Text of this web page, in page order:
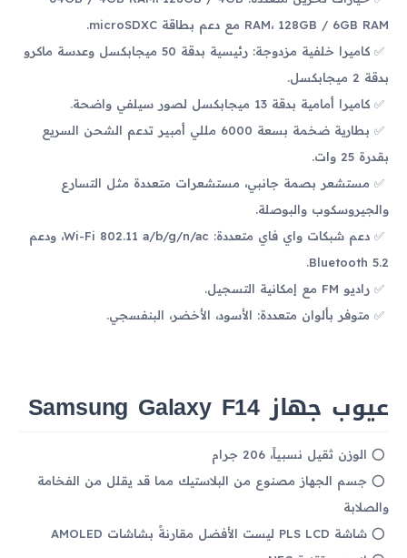
RAM، 128GB / 6GB RAM مع دعم بطاقة microSDXC.
كاميرا خلفية مزدوجة: رئيسية بدقة 50 ميجابكسل وعدسة ماكرو
بدقة 2 ميجابكسل.
كاميرا أمامية بدقة 13 ميجابكسل لصور سيلفي واضحة.
بطارية ضخمة بسعة 6000 مللي أمبير تدعم الشحن السريع
بقدرة 25 وات.
مستشعر بصمة جانبي، مستشعرات متعددة مثل التسارع
والجيروسكوب والبوصلة.
دعم شبكات واي فاي متعددة: Wi-Fi 802.11 a/b/g/n/ac، ودعم
Bluetooth 5.2.
راديو FM مع إمكانية التسجيل.
متوفر بألوان متعددة: الأسود، الأخضر، البنفسجي.
عيوب جهاز Samsung Galaxy F14
الوزن ثقيل نسبياً، 206 جرام
جسم الجهاز مصنوع من البلاستيك مما قد يقلل من الفخامة
والصلابة
شاشة PLS LCD ليست الأفضل مقارنةً بشاشات AMOLED